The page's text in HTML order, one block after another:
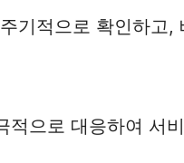
기적으로 확인하고,
적으로 대응하여 서